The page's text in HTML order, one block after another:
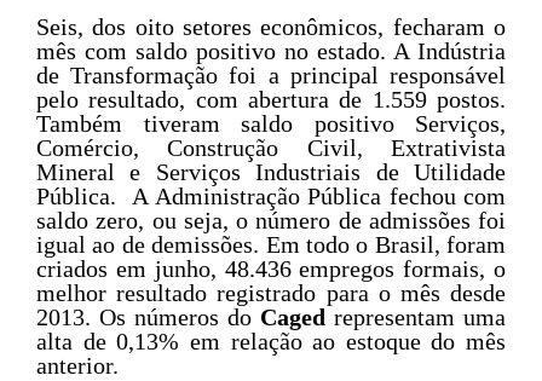
Seis, dos oito setores econômicos, fecharam o
mês com saldo positivo no estado. A Indústria
de Transformação foi a principal responsável
pelo resultado, com abertura de 1.559 postos.
Também tiveram saldo positivo Serviços,
Comércio, Construção Civil, Extrativista
Mineral e Serviços Industriais de Utilidade
Pública. A Administração Pública fechou com
saldo zero, ou seja, o número de admissões foi
igual ao de demissões. Em todo o Brasil, foram
criados em junho, 48.436 empregos formais, o
melhor resultado registrado para o mês desde
2013. Os números do Caged representam uma
alta de 0,13% em relação ao estoque do mês
anterior.